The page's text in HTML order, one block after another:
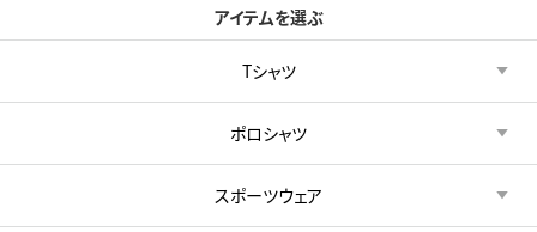
アイテムを選ぶ
Tシャツ
ポロシャツ
スポーツウェア